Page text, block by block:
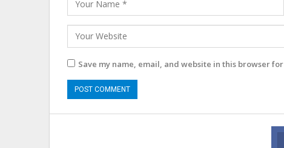
Save my name, email, and website in this browser